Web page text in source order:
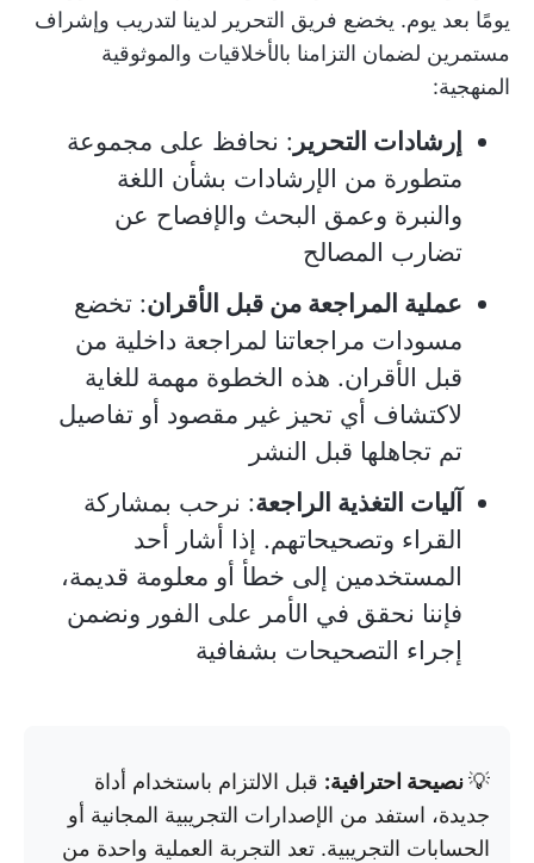
يومًا بعد يوم. يخضع فريق التحرير لدينا لتدريب وإشراف
مستمرين لضمان التزامنا بالأخلاقيات والموثوقية
المنهجية:
إرشادات التحرير : نحافظ على مجموعة
متطورة من الإرشادات بشأن اللغة
والنبرة وعمق البحث والإفصاح عن
تضارب المصالح
عملية المراجعة من قبل الأقران: تخضع
مسودات مراجعاتنا لمراجعة داخلية من
قبل الأقران. هذه الخطوة مهمة للغاية
لاكتشاف أي تحيز غير مقصود أو تفاصيل
تم تجاهلها قبل النشر
آليات التغذية الراجعة: نرحب بمشاركة
القراء وتصحيحاتهم. إذا أشار أحد
المستخدمين إلى خطأ أو معلومة قديمة،
فإننا نحقق في الأمر على الفور ونضمن
إجراء التصحيحات بشفافية
💡نصيحة احترافية: قبل الالتزام باستخدام أداة
جديدة، استفد من الإصدارات التجريبية المجانية أو
الحسابات التجريبية. تعد التجربة العملية واحدة من